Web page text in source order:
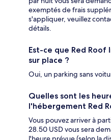
exemptés de frais
s'appliquer, veuillez
détails.
Est-ce que Red Roof
sur place ?
Oui, un parking sans
Quelles sont les
l'hébergement Red
Vous pouvez arriver à
28.50 USD vous sera